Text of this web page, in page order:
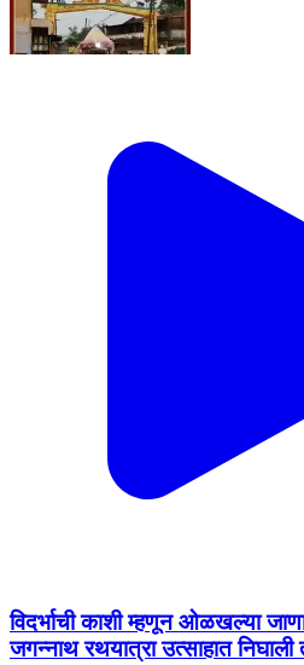
विदर्भाची काशी म्हणून ओळखल्या
जगन्नाथ रथयात्रा उत्साहात निघाली